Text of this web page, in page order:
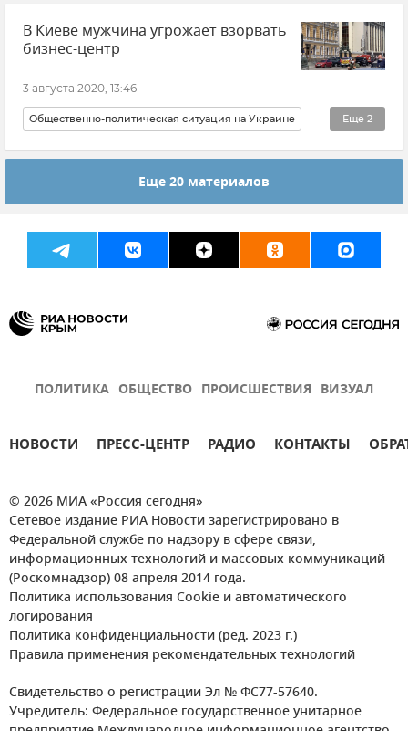
В Киеве мужчина угрожает взорвать
бизнес-центр
3 августа 2020, 13:46
Еще 2
Общественно-политическая ситуация на Украине
Новости В мире
Еще 20 материалов
ПОЛИТИКА ОБЩЕСТВО ПРОИСШЕСТВИЯ ВИЗУАЛ
НОВОСТИ ПРЕСС-ЦЕНТР РАДИО КОНТАКТЫ
© 2026 МИА «Россия сегодня»
Сетевое издание РИА Новости зарегистрировано в
Федеральной службе по надзору в сфере связи,
информационных технологий и массовых коммуникаций
(Роскомнадзор) 08 апреля 2014 года.
Политика использования Cookie и автоматического
логирования
Политика конфиденциальности (ред. 2023 г.)
Правила применения рекомендательных технологий
Свидетельство о регистрации Эл № ФС77-57640.
Учредитель: Федеральное государственное унитарное